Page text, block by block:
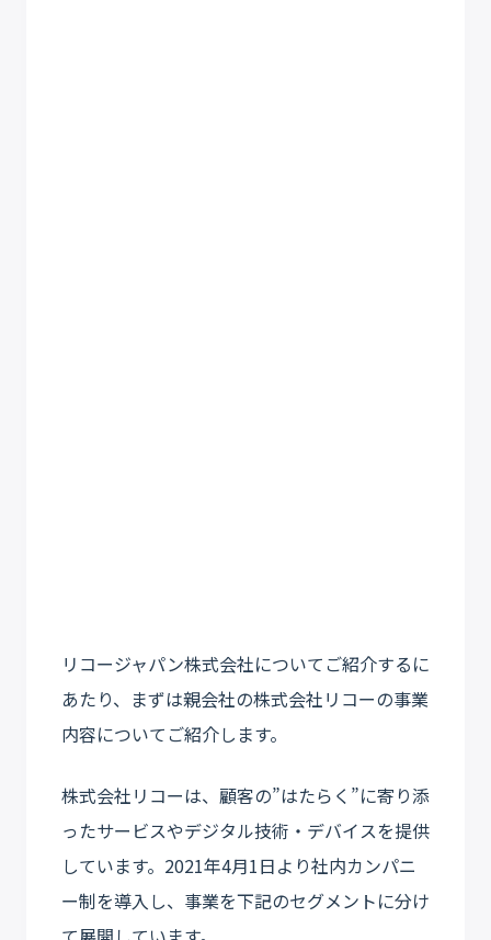
リコージャパン株式会社についてご紹介するに
あたり、まずは親会社の株式会社リコーの事業
内容についてご紹介します。
株式会社リコーは、顧客の”はたらく”に寄り添
ったサービスやデジタル技術・デバイスを提供
しています。2021年4月1日より社内カンパニ
ー制を導入し、事業を下記のセグメントに分け